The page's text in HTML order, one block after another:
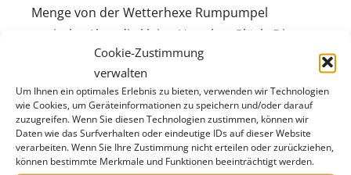
Cookie-Zustimmung
verwalten
Um Ihnen ein optimales Erlebnis zu bieten, verwenden wir Technologien
wie Cookies, um Geräteinformationen zu speichern und/oder darauf
zuzugreifen. Wenn Sie diesen Technologien zustimmen, können wir
Daten wie das Surfverhalten oder eindeutige IDs auf dieser Website
verarbeiten. Wenn Sie Ihre Zustimmung nicht erteilen oder zurückziehen,
können bestimmte Merkmale und Funktionen beeinträchtigt werden.
Menge von der Wetterhexe Rumpumpel
erwischt. Aber die kleine Hexe hat Glück: Die
Oberhexe erlaubt ihr, sich in einem Jahr den
großen Hexen anschließen zu dürfen, wenn sie
bis dahin eine gute Hexe ist. Keine Frage, dass
sich die kleine Hexe richtig ins Zeug legt! Mit der
Unterstützung ihres Raben Abraxas übt sie
fleißig hexen und versucht dabei, möglichst viele